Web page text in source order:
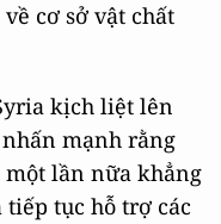
cơ sở vật chất
kịch liệt lên
mạnh rằng
lần nữa khẳng
tục hỗ trợ các